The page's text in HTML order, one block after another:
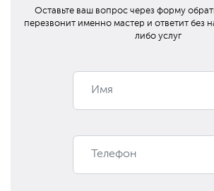
Оставьте ваш вопрос через форму
перезвонит именно мастер и ответит без
либо услуг